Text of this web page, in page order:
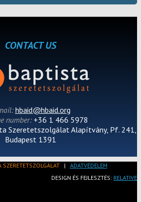
CONTACT US
hbaid@hbaid.org
number: +36 1 466 5978
Szeretetszolgálat Alapítvány, Pf. 241,
Budapest 1391
| ADATVÉDELEM
DESIGN ÉS FEJLESZTÉS: RELATIVE